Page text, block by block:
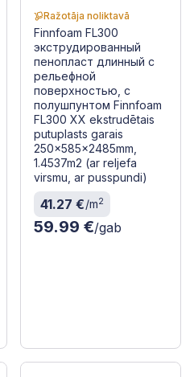
Ražotāja noliktavā
Finnfoam FL300
экструдированный
пенопласт длинный с
рельефной
поверхностью, с
полушпунтом Finnfoam
FL300 XX ekstrudētais
putuplasts garais
250x585x2485mm,
1.4537m2 (ar reljefa
virsmu, ar pusspundi)
41.27 €/m2
59.99 €/gab